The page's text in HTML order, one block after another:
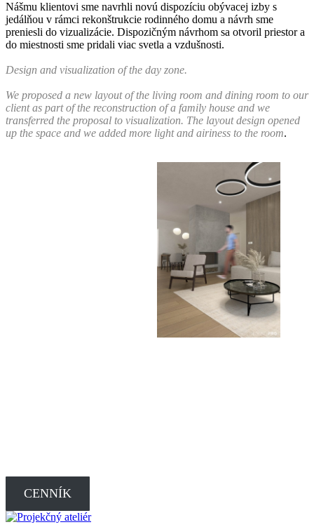
Nášmu klientovi sme navrhli novú dispozíciu obývacej izby s
jedálňou v rámci rekonštrukcie rodinného domu a návrh sme
preniesli do vizualizácie. Dispozičným návrhom sa otvoril priestor a
do miestnosti sme pridali viac svetla a vzdušnosti.
Design and visualization of the day zone.
We proposed a new layout of the living room and dining room to our
client as part of the reconstruction of a family house and we
transferred the proposal to visualization. The layout design opened
up the space and we added more light and airiness to the room.
CENNÍK